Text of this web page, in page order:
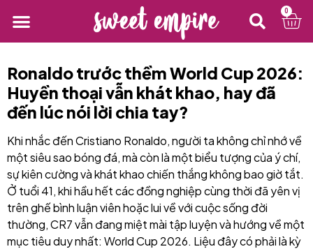
0
Ronaldo trước thềm World Cup 2026:
Huyền thoại vẫn khát khao, hay đã
đến lúc nói lời chia tay?
Khi nhắc đến Cristiano Ronaldo, người ta không chỉ nhớ về
một siêu sao bóng đá, mà còn là một biểu tượng của ý chí,
sự kiên cường và khát khao chiến thắng không bao giờ tắt.
Ở tuổi 41, khi hầu hết các đồng nghiệp cùng thời đã yên vị
trên ghế bình luận viên hoặc lui về với cuộc sống đời
thường, CR7 vẫn đang miệt mài tập luyện và hướng về một
mục tiêu duy nhất: World Cup 2026. Liệu đây có phải là kỳ